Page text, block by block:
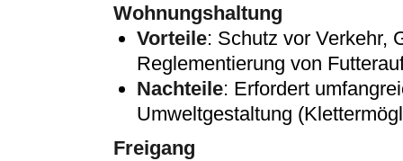
Wohnungshaltung
Vorteile: Schutz vor Verkehr,
Reglementierung von
Nachteile: Erfordert
Umweltgestaltung
Freigang